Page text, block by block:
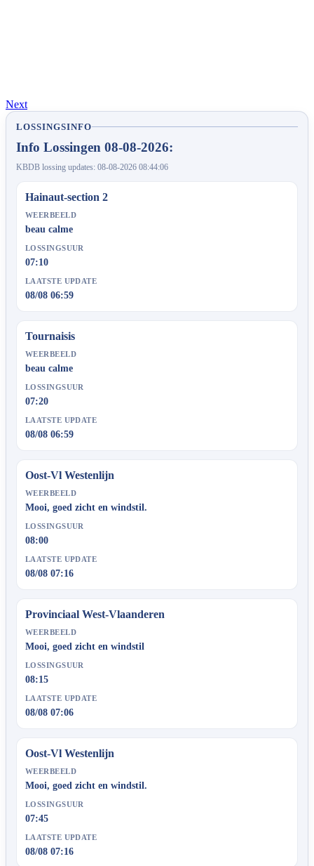
Next
LOSSINGSINFO
Info Lossingen 08-08-2026:
KBDB lossing updates: 08-08-2026 08:44:06
Hainaut-section 2
WEERBEELD
beau calme
LOSSINGSUUR
07:10
LAATSTE UPDATE
08/08 06:59
Tournaisis
WEERBEELD
beau calme
LOSSINGSUUR
07:20
LAATSTE UPDATE
08/08 06:59
Oost-Vl Westenlijn
WEERBEELD
Mooi, goed zicht en windstil.
LOSSINGSUUR
08:00
LAATSTE UPDATE
08/08 07:16
Provinciaal West-Vlaanderen
WEERBEELD
Mooi, goed zicht en windstil
LOSSINGSUUR
08:15
LAATSTE UPDATE
08/08 07:06
Oost-Vl Westenlijn
WEERBEELD
Mooi, goed zicht en windstil.
LOSSINGSUUR
07:45
LAATSTE UPDATE
08/08 07:16